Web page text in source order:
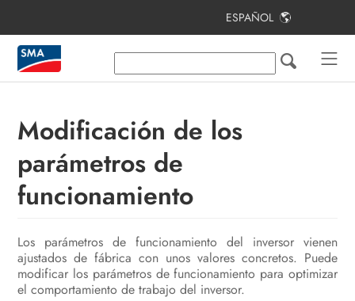
ESPAÑOL
Modificación de los
parámetros de
funcionamiento
Los parámetros de funcionamiento del inversor vienen
ajustados de fábrica con unos valores concretos. Puede
modificar los parámetros de funcionamiento para optimizar
el comportamiento de trabajo del inversor.
Índice
Indicaciones sobre este documento
Contenido de la entrega
Materiales y herramientas
adicionales necesarios
Montaje y preparación de la
conexión